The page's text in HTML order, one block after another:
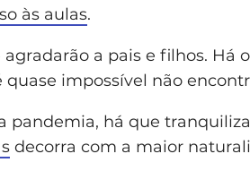
às aulas.
a pais e filhos. Há
impossível não
pandemia, há que
decorra com a maior